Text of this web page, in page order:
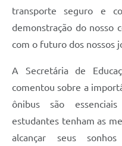
transporte seguro e
demonstração do nosso
com o futuro dos nossos
A Secretária de
comentou sobre a
ônibus são
estudantes tenham as
alcançar seus sonhos